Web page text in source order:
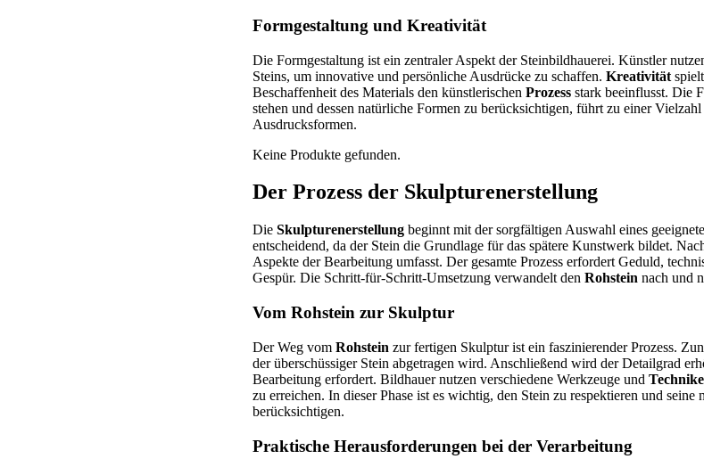
Formgestaltung und Kreativität
Die Formgestaltung ist ein zentraler Aspekt der Steinbildhauerei. Künstler
Steins, um innovative und persönliche Ausdrücke zu schaffen. Kreativität
Beschaffenheit des Materials den künstlerischen Prozess stark beeinflusst. Die
stehen und dessen natürliche Formen zu berücksichtigen, führt zu einer
Ausdrucksformen.
Keine Produkte gefunden.
Der Prozess der Skulpturenerstellung
Die Skulpturenerstellung beginnt mit der sorgfältigen Auswahl eines
entscheidend, da der Stein die Grundlage für das spätere Kunstwerk bildet.
Aspekte der Bearbeitung umfasst. Der gesamte Prozess erfordert Geduld,
Gespür. Die Schritt-für-Schritt-Umsetzung verwandelt den Rohstein nach und
Vom Rohstein zur Skulptur
Der Weg vom Rohstein zur fertigen Skulptur ist ein faszinierender Prozess.
der überschüssiger Stein abgetragen wird. Anschließend wird der Detailgrad
Bearbeitung erfordert. Bildhauer nutzen verschiedene Werkzeuge und
zu erreichen. In dieser Phase ist es wichtig, den Stein zu respektieren und seine
berücksichtigen.
Praktische Herausforderungen bei der Verarbeitung